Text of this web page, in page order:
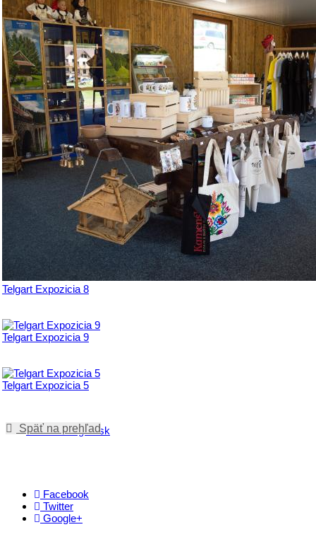
Telgart Expozicia 8
Telgart Expozicia 9
Telgart Expozicia 5
www.skitelgart.sk
Späť na prehľad
Facebook
Twitter
Google+